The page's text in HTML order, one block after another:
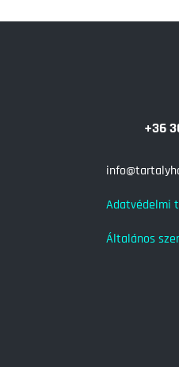
+36
Adatvédelmi
Általános